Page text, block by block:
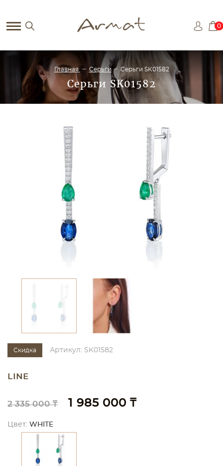
0
Главная Серьги Серьги SK01582
Серьги SK01582
Скидка Артикул: SK01582
LINE
2 335 000 ₸ 1 985 000 ₸
Цвет: WHITE